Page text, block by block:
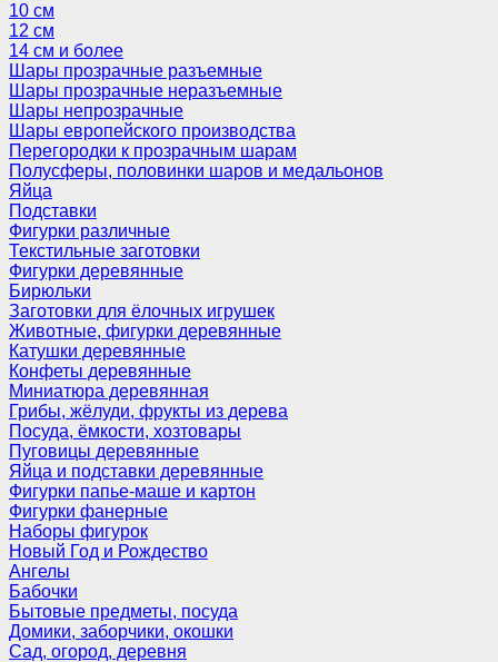
10 см
12 см
14 см и более
Шары прозрачные разъемные
Шары прозрачные неразъемные
Шары непрозрачные
Шары европейского производства
Перегородки к прозрачным шарам
Полусферы, половинки шаров и медальонов
Яйца
Подставки
Фигурки различные
Текстильные заготовки
Фигурки деревянные
Бирюльки
Заготовки для ёлочных игрушек
Животные, фигурки деревянные
Катушки деревянные
Конфеты деревянные
Миниатюра деревянная
Грибы, жёлуди, фрукты из дерева
Посуда, ёмкости, хозтовары
Пуговицы деревянные
Яйца и подставки деревянные
Фигурки папье-маше и картон
Фигурки фанерные
Наборы фигурок
Новый Год и Рождество
Ангелы
Бабочки
Бытовые предметы, посуда
Домики, заборчики, окошки
Сад, огород, деревня